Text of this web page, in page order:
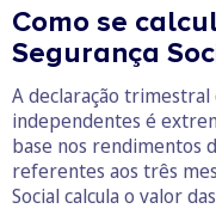
Como se
Segurança
A declaração
independentes é
base nos rendimentos
referentes aos três
Social calcula o valor